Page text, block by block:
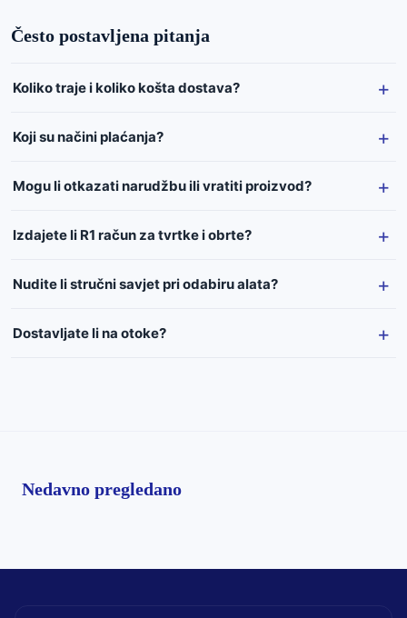
Često postavljena pitanja
Koliko traje i koliko košta dostava?
Koji su načini plaćanja?
Mogu li otkazati narudžbu ili vratiti proizvod?
Izdajete li R1 račun za tvrtke i obrte?
Nudite li stručni savjet pri odabiru alata?
Dostavljate li na otoke?
Nedavno pregledano